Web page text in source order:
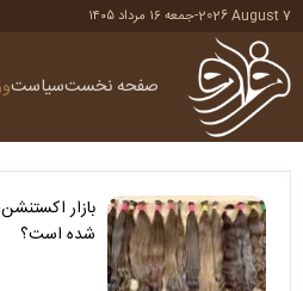
2026 August 7
-جمعه ۱۶ مرداد ۱۴۰۵
صفحه نخستسیاست
بازار
شده است؟